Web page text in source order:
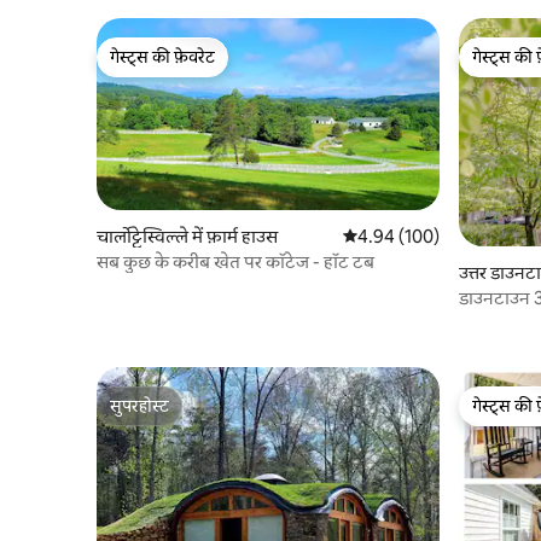
गेस्ट्स की फ़ेवरेट
गेस्ट्स की फ़ेवरेट
चार्लोट्टेस्विल्ले में फ़ार्म हाउस औसत रेटिंग 5 में से 4.94, 100
4.94 (100)
सब कुछ के करीब खेत पर कॉटेज - हॉट टब
गेस्ट्स की
गेस्ट्स की
उत्तर
डाउनटाउन
सुपरहोस्ट
सुपरहोस्ट
गेस्ट्स की
गेस्ट्स की